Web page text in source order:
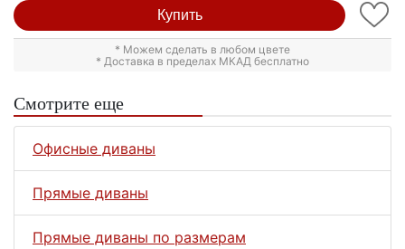
Купить
* Можем сделать в любом цвете
* Доставка в пределах МКАД бесплатно
Смотрите еще
Офисные диваны
Прямые диваны
Прямые диваны по размерам